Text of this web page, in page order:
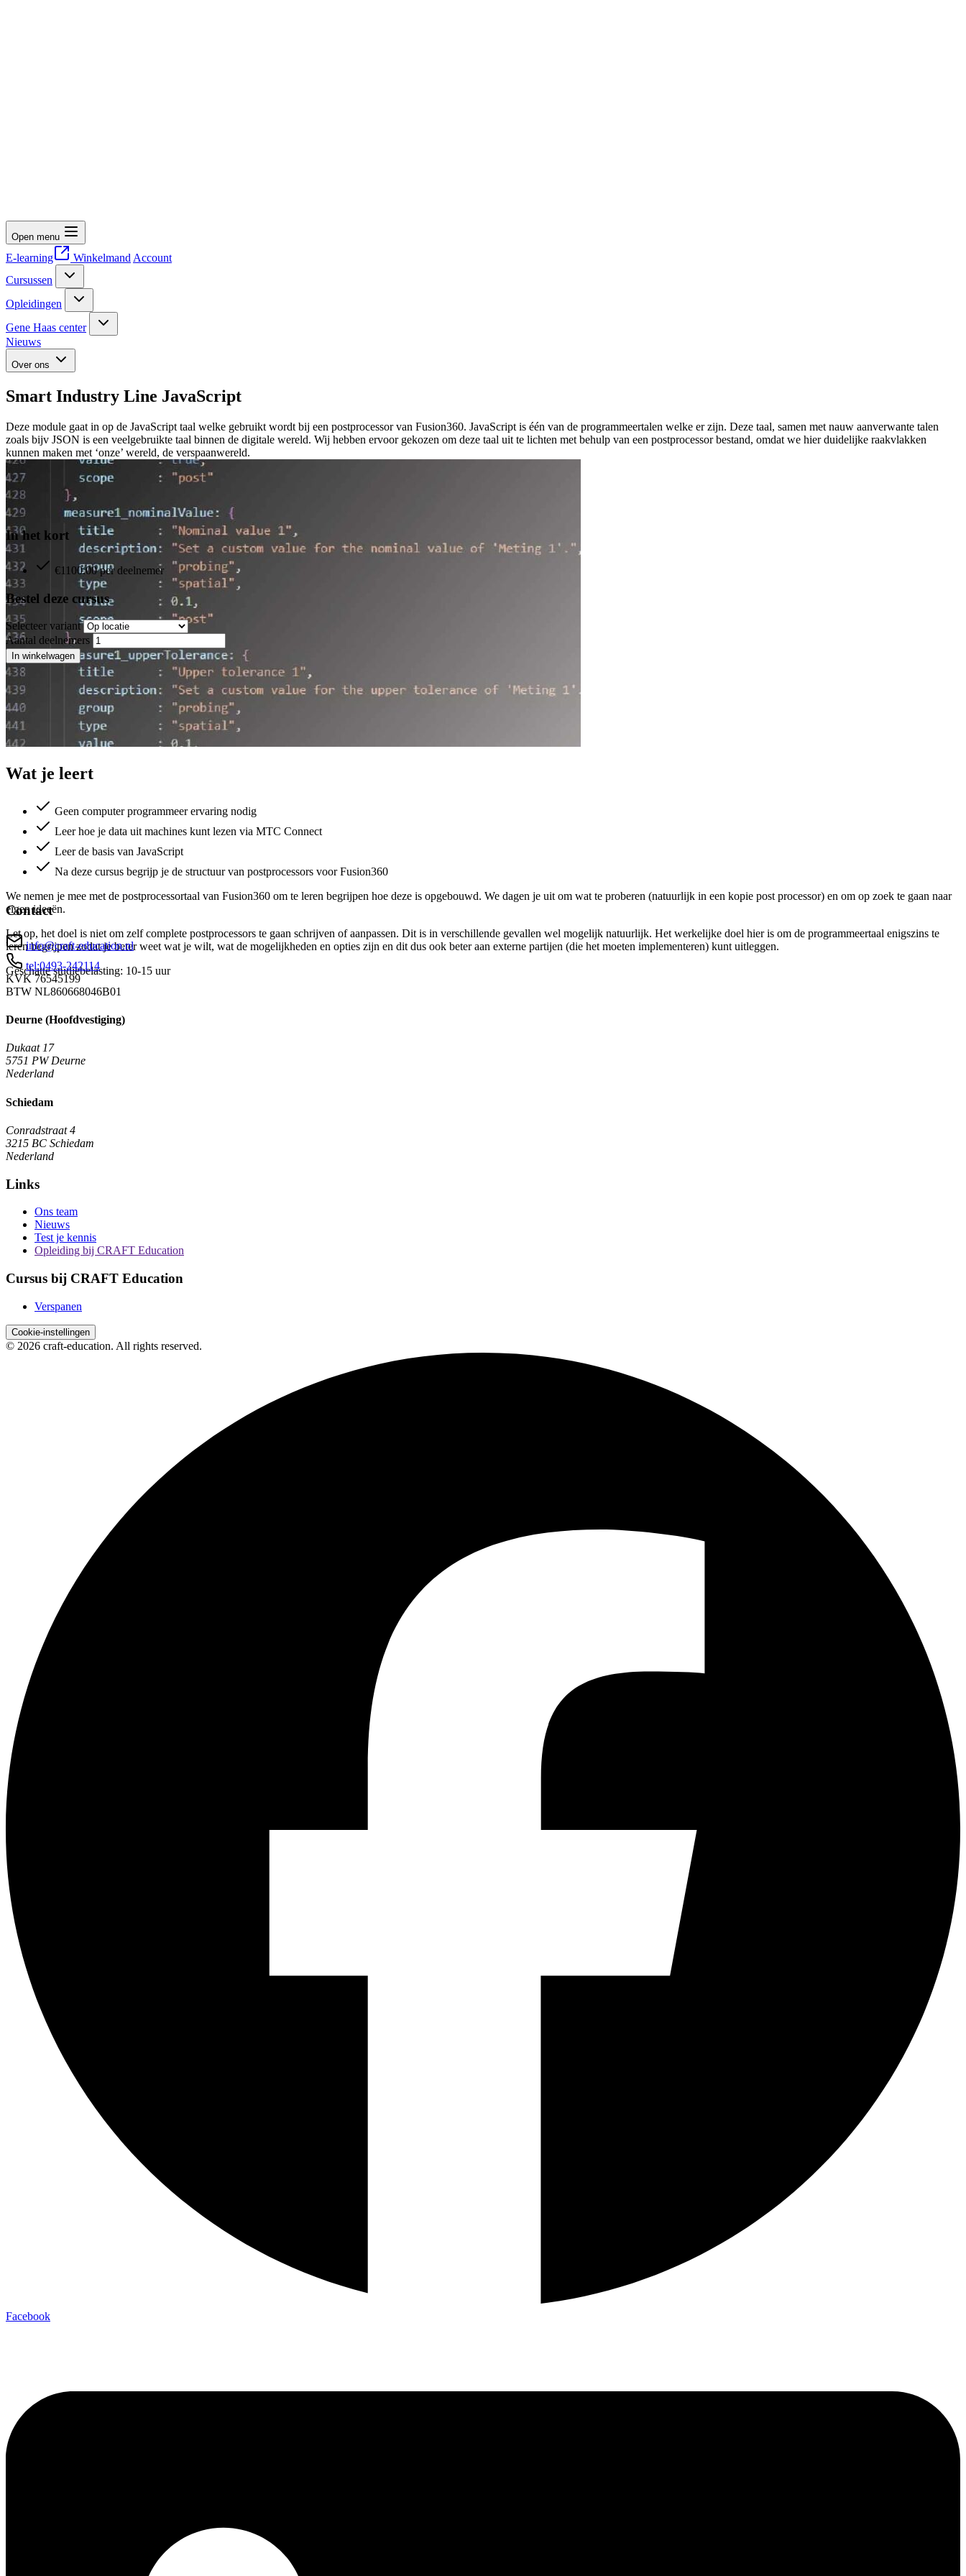
Open menu
E-learning Winkelmand Account
Cursussen
Opleidingen
Gene Haas center
Nieuws
Over ons
Smart Industry Line JavaScript
Deze module gaat in op de JavaScript taal welke gebruikt wordt bij een postprocessor van Fusion360. JavaScript is één van de programmeertalen welke er zijn. Deze taal, samen met nauw aanverwante talen
zoals bijv JSON is een veelgebruikte taal binnen de digitale wereld. Wij hebben ervoor gekozen om deze taal uit te lichten met behulp van een postprocessor bestand, omdat we hier duidelijke raakvlakken
kunnen maken met ‘onze’ wereld, de verspaanwereld.
Wat je leert
Geen computer programmeer ervaring nodig
Leer hoe je data uit machines kunt lezen via MTC Connect
Leer de basis van JavaScript
Na deze cursus begrijp je de structuur van postprocessors voor Fusion360
We nemen je mee met de postprocessortaal van Fusion360 om te leren begrijpen hoe deze is opgebouwd. We dagen je uit om wat te proberen (natuurlijk in een kopie post processor) en om op zoek te gaan naar
eigen ideeën.
Let op, het doel is niet om zelf complete postprocessors te gaan schrijven of aanpassen. Dit is in verschillende gevallen wel mogelijk natuurlijk. Het werkelijke doel hier is om de programmeertaal enigszins te
leren begrijpen zodat je beter weet wat je wilt, wat de mogelijkheden en opties zijn en dit dus ook beter aan externe partijen (die het moeten implementeren) kunt uitleggen.
Geschatte studiebelasting: 10-15 uur
In het kort
€1100.00 per deelnemer
Bestel deze cursus
Selecteer variant
Aantal deelnemers
In winkelwagen
Contact
info@craft-education.nl
tel:0493-242114
KVK76545199
BTW NL860668046B01
Deurne (Hoofdvestiging)
Dukaat 17
5751 PW Deurne
Nederland
Schiedam
Conradstraat 4
3215 BC Schiedam
Nederland
Links
Ons team
Nieuws
Test je kennis
Opleiding bij CRAFT Education
Cursus bij CRAFT Education
Verspanen
Cookie-instellingen
© 2026 craft-education. All rights reserved.
Facebook